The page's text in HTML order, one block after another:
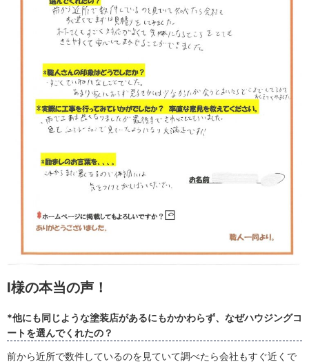
I様の本当の声！
*他にも同じような塗装店があるにもかかわらず、なぜハウジングコ
ートを選んでくれたの？
前から近所で数件しているのを見ていて調べたら会社もすぐ近くで